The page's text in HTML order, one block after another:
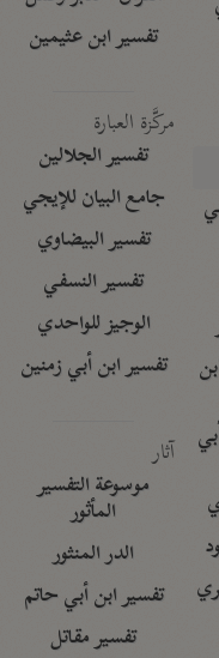
تفسير ابن عثيمين
مركَّزة العبارة
تفسير الجلالين
جامع البيان للإيجي
تفسير البيضاوي
تفسير النسفي
الوجيز للواحدي
تفسير ابن أبي زمنين
آثار
موسوعة التفسير
المأثور
الدر المنثور
تفسير ابن أبي حاتم
تفسير مقاتل